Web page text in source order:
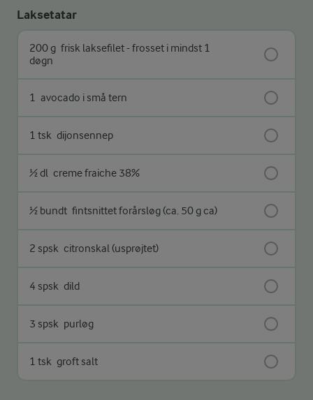
Laksetatar
200 g frisk laksefilet - frosset i mindst 1
døgn
1 avocado i små tern
1 tsk dijonsennep
½ dl creme fraiche 38%
½ bundt fintsnittet forårsløg (ca. 50 g ca)
2 spsk citronskal (usprøjtet)
4 spsk dild
3 spsk purløg
1 tsk groft salt